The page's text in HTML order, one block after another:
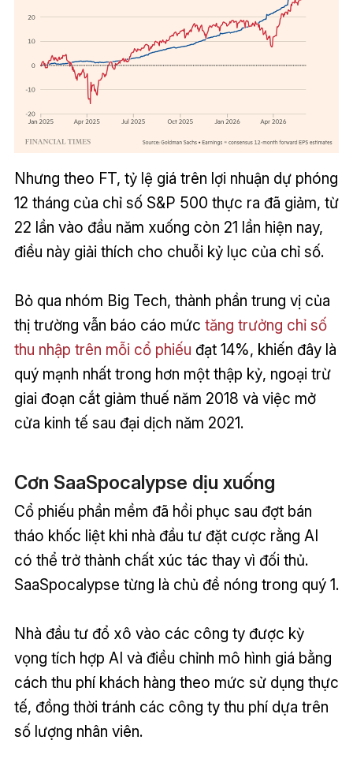
Nhưng theo FT, tỷ lệ giá trên lợi nhuận dự phóng
12 tháng của chỉ số S&P 500 thực ra đã giảm, từ
22 lần vào đầu năm xuống còn 21 lần hiện nay,
điều này giải thích cho chuỗi kỷ lục của chỉ số.
Bỏ qua nhóm Big Tech, thành phần trung vị của
thị trường vẫn báo cáo mức tăng trưởng chỉ số
thu nhập trên mỗi cổ phiếu đạt 14%, khiến đây là
quý mạnh nhất trong hơn một thập kỷ, ngoại trừ
giai đoạn cắt giảm thuế năm 2018 và việc mở
cửa kinh tế sau đại dịch năm 2021.
Cơn SaaSpocalypse dịu xuống
Cổ phiếu phần mềm đã hồi phục sau đợt bán
tháo khốc liệt khi nhà đầu tư đặt cược rằng AI
có thể trở thành chất xúc tác thay vì đối thủ.
SaaSpocalypse từng là chủ đề nóng trong quý 1.
Nhà đầu tư đổ xô vào các công ty được kỳ
vọng tích hợp AI và điều chỉnh mô hình giá bằng
cách thu phí khách hàng theo mức sử dụng thực
tế, đồng thời tránh các công ty thu phí dựa trên
số lượng nhân viên.